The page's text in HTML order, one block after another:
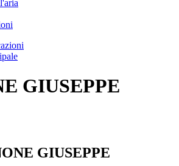
GIUSEPPE
GIUSEPPE